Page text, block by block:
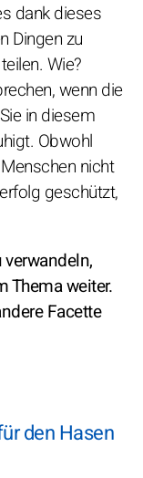
dank dieses
Dingen zu
Wie?
wenn die
in diesem
Obwohl
nicht
geschützt,
Thema weiter.
Facette
den Hasen